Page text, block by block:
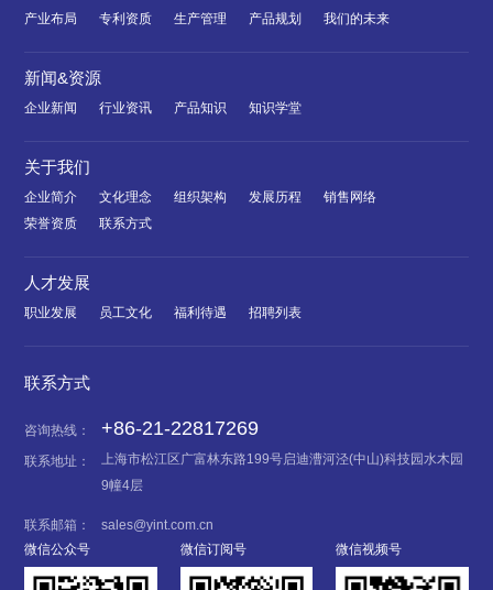
产业布局 专利资质 生产管理 产品规划 我们的未来
新闻&资源
企业新闻 行业资讯 产品知识 知识学堂
关于我们
企业简介 文化理念 组织架构 发展历程
销售网络
荣誉资质
联系方式
人才发展
职业发展 员工文化 福利待遇 招聘列表
联系方式
咨询热线： +86-21-22817269
联系地址：
上海市松江区广富林东路199号启迪漕河泾(中山)科技园水木园
9幢4层
联系邮箱：
sales@yint.com.cn
微信公众号
微信订阅号 微信视频号